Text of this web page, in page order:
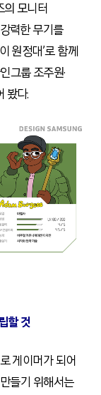
모니터
력한 무기를
원정대’로 함께
그룹 조주원·
봤다.
할 것
게이머가 되어
들기 위해서는